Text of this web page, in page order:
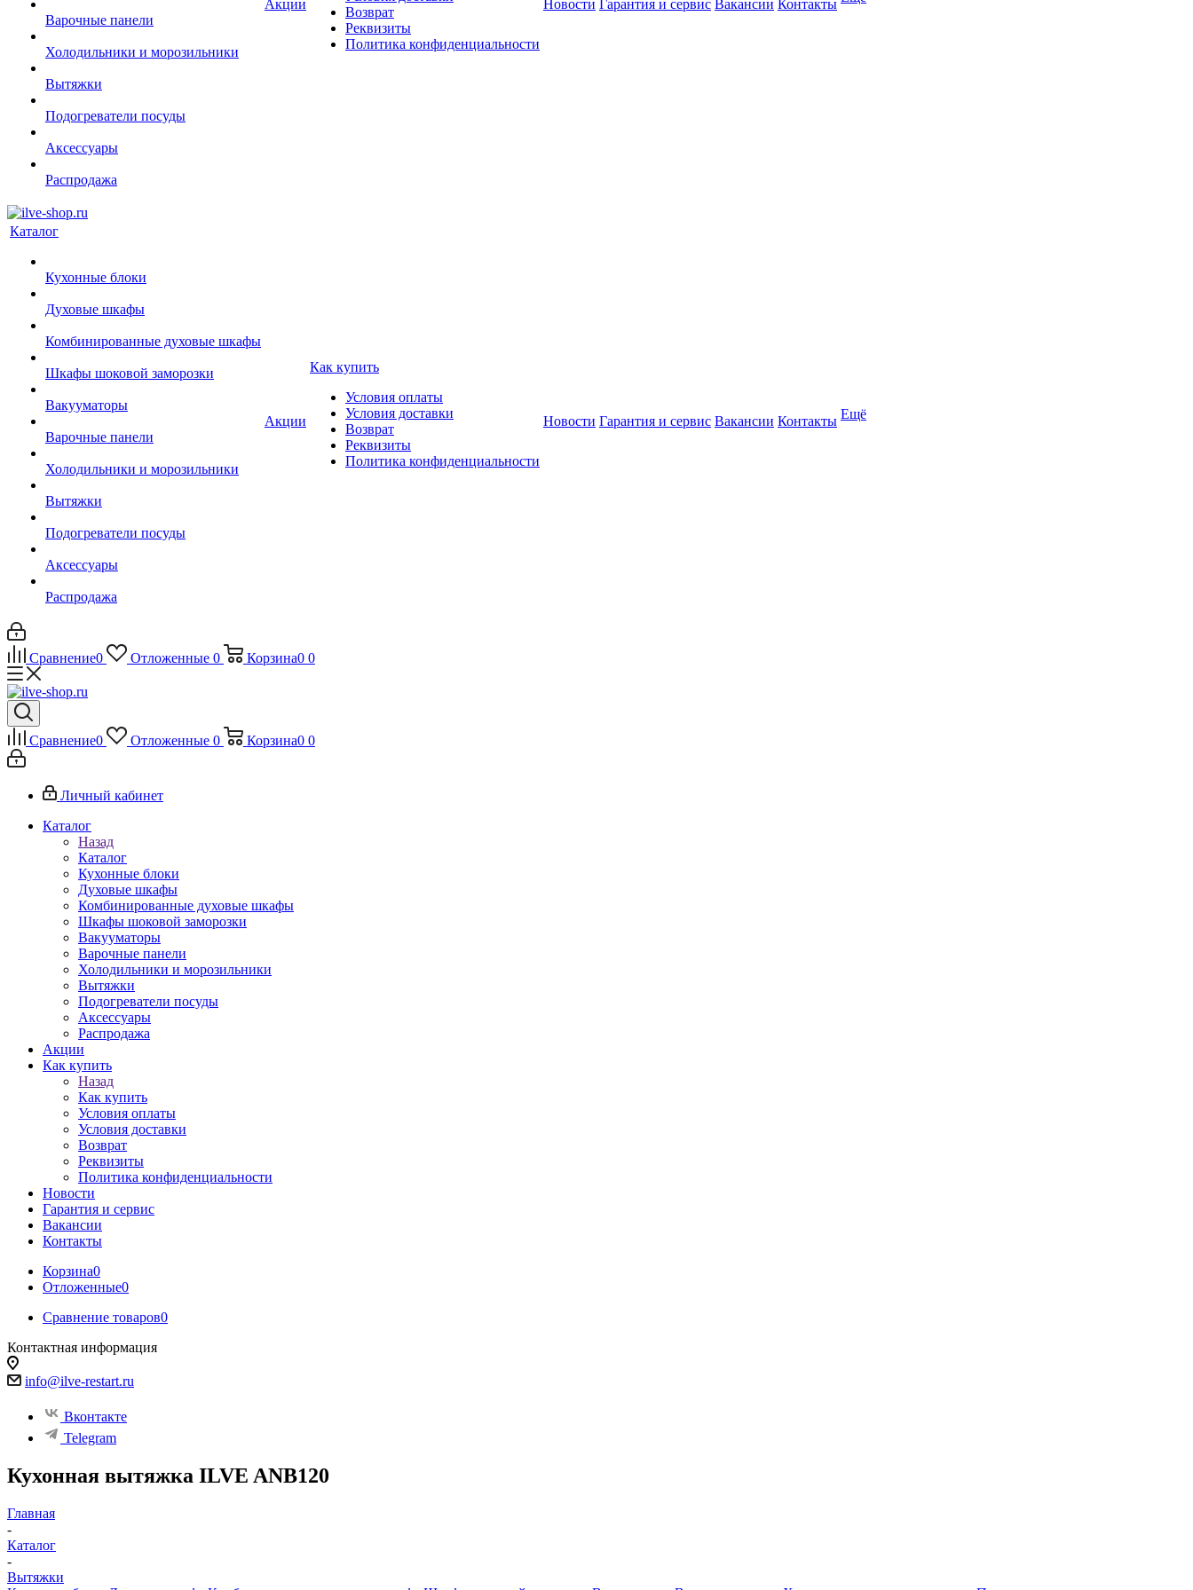
Варочные панели
Холодильники и морозильники
Вытяжки
Подогреватели посуды
Аксессуары
Распродажа
Акции
Возврат
Реквизиты
Политика конфиденциальности
Новости Гарантия и сервис Вакансии Контакты
Каталог
Кухонные блоки
Духовые шкафы
Комбинированные духовые шкафы
Шкафы шоковой заморозки
Вакууматоры
Варочные панели
Холодильники и морозильники
Вытяжки
Подогреватели посуды
Аксессуары
Распродажа
Акции
Как купить
Условия оплаты
Условия доставки
Возврат
Реквизиты
Политика конфиденциальности
Новости Гарантия и сервис Вакансии Контакты Ещё
Сравнение0 Отложенные 0 Корзина0 0
Сравнение0 Отложенные 0 Корзина0 0
Личный кабинет
Каталог
Назад
Каталог
Кухонные блоки
Духовые шкафы
Комбинированные духовые шкафы
Шкафы шоковой заморозки
Вакууматоры
Варочные панели
Холодильники и морозильники
Вытяжки
Подогреватели посуды
Аксессуары
Распродажа
Акции
Как купить
Назад
Как купить
Условия оплаты
Условия доставки
Возврат
Реквизиты
Политика конфиденциальности
Новости
Гарантия и сервис
Вакансии
Контакты
Корзина0
Отложенные0
Сравнение товаров0
Контактная информация
info@ilve-restart.ru
Вконтакте
Telegram
Кухонная вытяжка ILVE ANB120
Главная
-
Каталог
-
Вытяжки